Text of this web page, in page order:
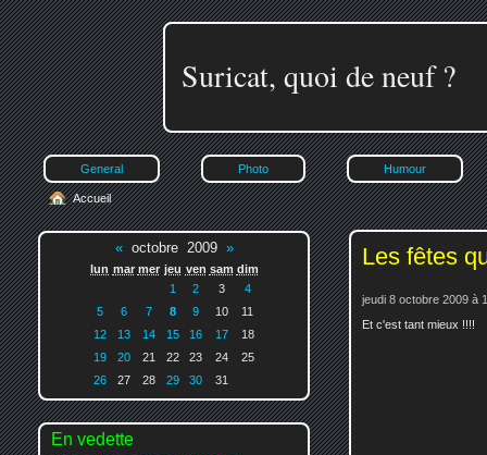
Suricat, quoi de neuf ?
General Photo Humour
Les fêtes
jeudi 8 octobre 2009 à
Et c'est tant mieux !!!!
Accueil
«octobre 2009 »
lun mar mer jeu ven sam dim
1
2 3
4
5
6 7 8 9 10
11
12
13 14 15 16 17
18
19
20 21 22 23 24
25
26
27 28 29 30 31
En vedette